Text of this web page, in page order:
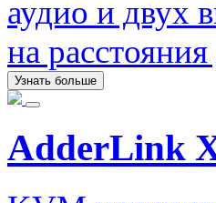
аудио и двух
на
Узнать больше
AdderLink